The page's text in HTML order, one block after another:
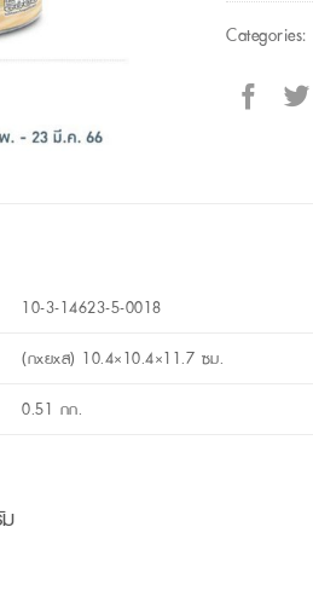
Categories:
10-3-14623-5-0018
(กxยxส) 10.4×10.4×11.7 ซม.
0.51 กก.